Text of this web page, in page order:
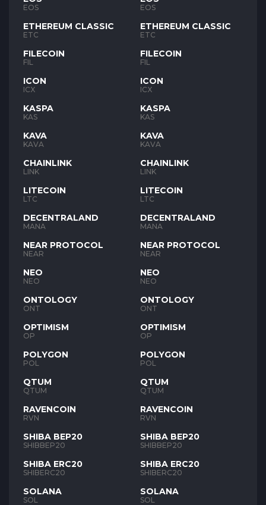
EOS
ETHEREUM CLASSIC
ETC
FILECOIN
FIL
ICON
ICX
KASPA
KAS
KAVA
KAVA
CHAINLINK
LINK
LITECOIN
LTC
DECENTRALAND
MANA
NEAR PROTOCOL
NEAR
NEO
NEO
ONTOLOGY
ONT
OPTIMISM
OP
POLYGON
POL
QTUM
QTUM
RAVENCOIN
RVN
SHIBA BEP20
SHIBBEP20
SHIBA ERC20
SHIBERC20
SOLANA
SOL
EOS
ETHEREUM CLASSIC
ETC
FILECOIN
FIL
ICON
ICX
KASPA
KAS
KAVA
KAVA
CHAINLINK
LINK
LITECOIN
LTC
DECENTRALAND
MANA
NEAR PROTOCOL
NEAR
NEO
NEO
ONTOLOGY
ONT
OPTIMISM
OP
POLYGON
POL
QTUM
QTUM
RAVENCOIN
RVN
SHIBA BEP20
SHIBBEP20
SHIBA ERC20
SHIBERC20
SOLANA
SOL